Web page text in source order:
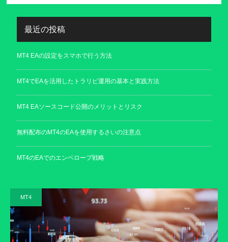
最近の投稿
MT4 EAの設定をスマホで行う方法
MT4でEAを活用したトラリピ運用の基本と実践方法
MT4 EAソースコード公開のメリットとリスク
無料配布のMT4のEAを使用するさいの注意点
MT4のEAでのエンベロープ戦略
MT4